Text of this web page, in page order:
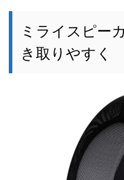
ミライスピー
き取りやすく